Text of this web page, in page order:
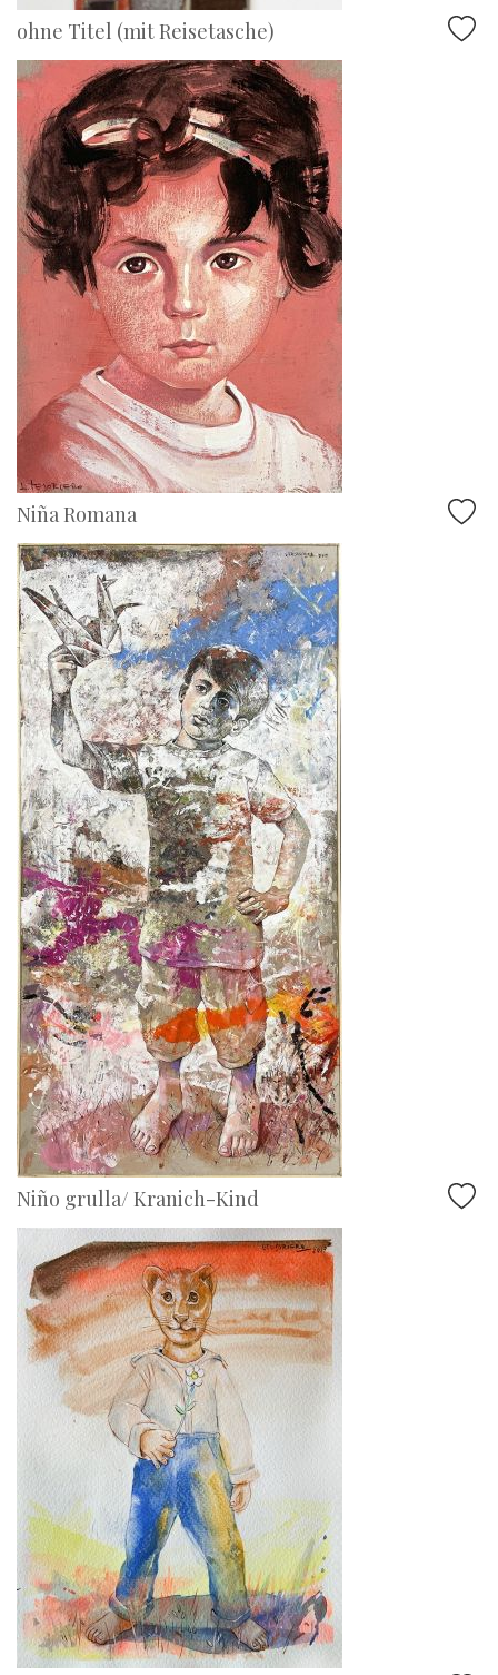
ohne Titel (mit Reisetasche)
Niña Romana
Niño grulla/ Kranich-Kind